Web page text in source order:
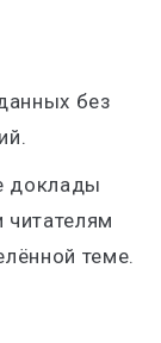
без
доклады
теме.